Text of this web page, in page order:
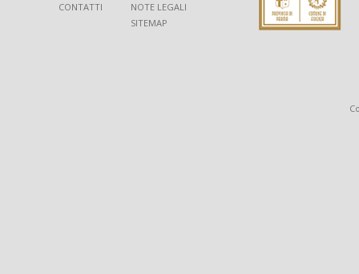
CONTATTI
NOTE LEGALI
SITEMAP